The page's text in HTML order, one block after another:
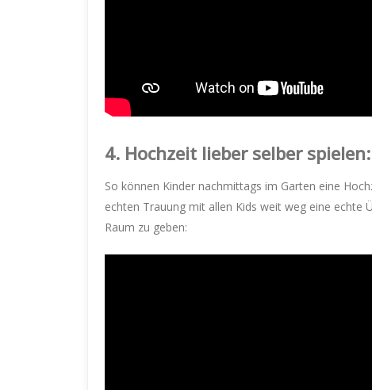
4. Hochzeit lieber selber spielen:
So können Kinder nachmittags im Garten eine
echten Trauung mit allen Kids weit weg eine echte
Raum zu geben: